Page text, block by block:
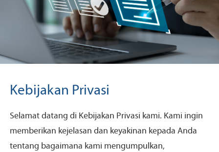
Kebijakan Privasi
Selamat datang di Kebijakan Privasi kami. Kami ingin
memberikan kejelasan dan keyakinan kepada Anda
tentang bagaimana kami mengumpulkan,